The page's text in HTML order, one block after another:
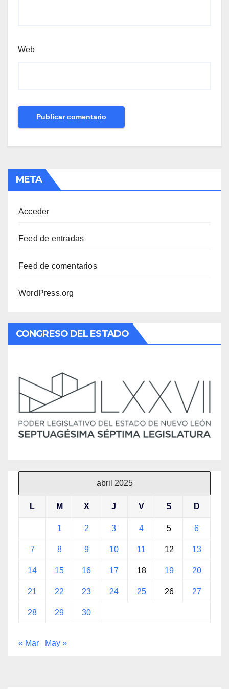
Web
META
Acceder
Feed de entradas
Feed de comentarios
WordPress.org
CONGRESO DEL ESTADO
abril 2025
L M X J V S D
1 2 3 4 5 6
7 8 9 10 11 12 13
14 15 16 17 18 19 20
21 22 23 24 25 26 27
28 29 30
« Mar May »